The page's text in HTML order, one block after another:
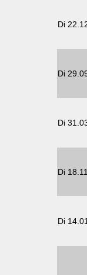
Di
Di
Di
Di
Di